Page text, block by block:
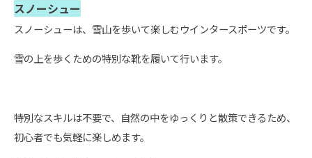
スノーシュー
スノーシューは、雪山を歩いて楽しむウインタースポーツです。
雪の上を歩くための特別な靴を履いて行います。
特別なスキルは不要で、自然の中をゆっくりと散策できるため、
初心者でも気軽に楽しめます。